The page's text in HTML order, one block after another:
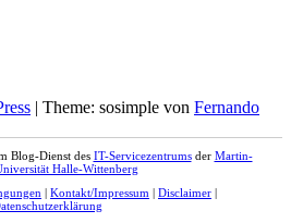
| Theme: sosimple von Fernando
Blog-Dienst des IT-Servicezentrumsder Martin-
Halle-Wittenberg
| Kontakt/Impressum | Disclaimer |